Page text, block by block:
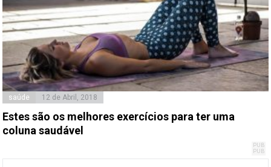
saúde 12 de Abril, 2018
Estes são os melhores exercícios para ter uma
coluna saudável